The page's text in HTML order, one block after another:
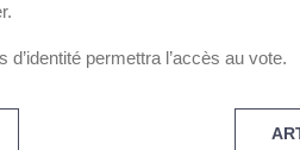
permettra l’accès au vote.